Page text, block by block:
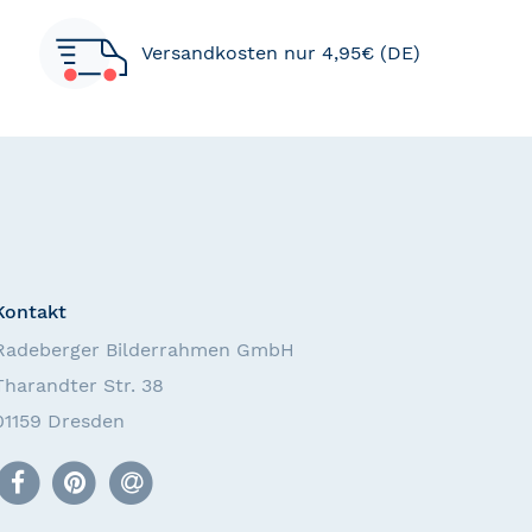
Versandkosten nur 4,95€ (DE)
Bilderrahmen GmbH
Str. 38
Dresden